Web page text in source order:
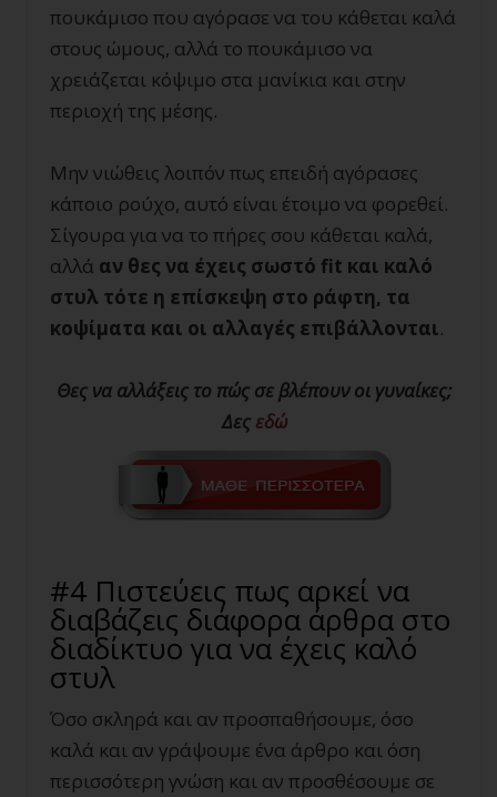
πουκάμισο που αγόρασε να του κάθεται καλά
στους ώμους, αλλά το πουκάμισο να
χρειάζεται κόψιμο στα μανίκια και στην
περιοχή της μέσης.
Μην νιώθεις λοιπόν πως επειδή αγόρασες
κάποιο ρούχο, αυτό είναι έτοιμο να φορεθεί.
Σίγουρα για να το πήρες σου κάθεται καλά,
αλλά αν θες να έχεις σωστό fit και καλό
στυλ τότε η επίσκεψη στο ράφτη, τα
κοψίματα και οι αλλαγές επιβάλλονται.
Θες να αλλάξεις το πώς σε βλέπουν οι γυναίκες;
Δες εδώ
#4 Πιστεύεις πως αρκεί να
διαβάζεις διάφορα άρθρα στο
διαδίκτυο για να έχεις καλό
στυλ
Όσο σκληρά και αν προσπαθήσουμε, όσο
καλά και αν γράψουμε ένα άρθρο και όση
περισσότερη γνώση και αν προσθέσουμε σε